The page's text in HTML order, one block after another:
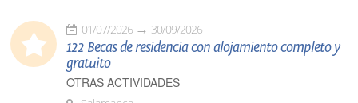
01/07/2026 30/09/2026
122 Becas de residencia con alojamiento completo y
gratuito
OTRAS ACTIVIDADES